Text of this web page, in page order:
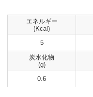
エネルギー
(Kcal)
5
炭水化物
(g)
0.6